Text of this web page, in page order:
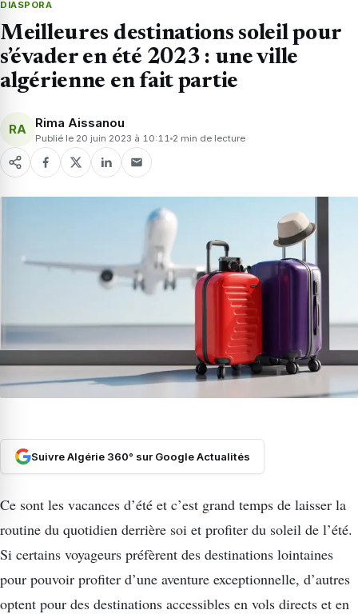
DIASPORA
Meilleures destinations soleil pour
s’évader en été 2023 : une ville
algérienne en fait partie
RA Rima Aissanou
Publié le 20 juin 2023 à 10:11 2 min de lecture
Suivre Algérie 360° sur Google Actualités
Ce sont les vacances d’été et c’est grand temps de laisser la
routine du quotidien derrière soi et profiter du soleil de l’été.
Si certains voyageurs préfèrent des destinations lointaines
pour pouvoir profiter d’une aventure exceptionnelle, d’autres
optent pour des destinations accessibles en vols directs et en